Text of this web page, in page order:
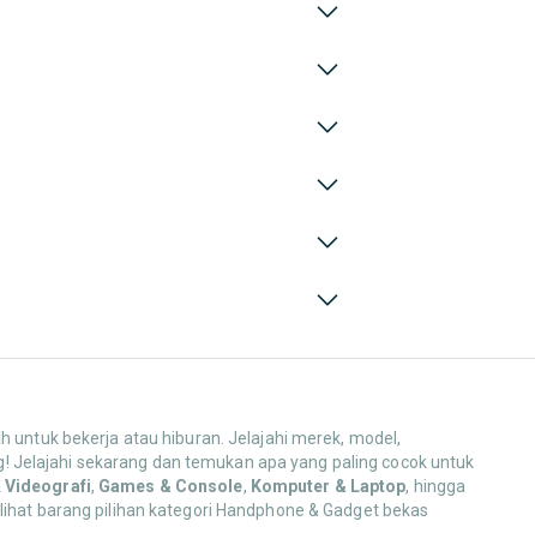
untuk bekerja atau hiburan. Jelajahi merek, model,
sekarang dan temukan apa yang paling cocok untuk
Videografi, Games & Console, Komputer & Laptop, hingga
barang pilihan kategori Handphone & Gadget bekas